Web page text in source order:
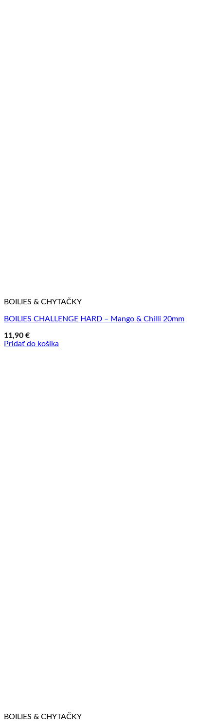
BOILIES & CHYTAČKY
BOILIES CHALLENGE HARD – Mango & Chilli 20mm
11,90 €
Pridať do košíka
BOILIES & CHYTAČKY